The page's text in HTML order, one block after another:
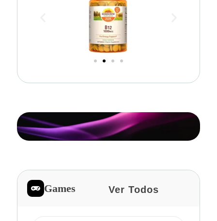
Games Ver Todos